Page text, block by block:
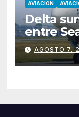
AVIACION
Delta
entre
desde
AGOSTO 7,